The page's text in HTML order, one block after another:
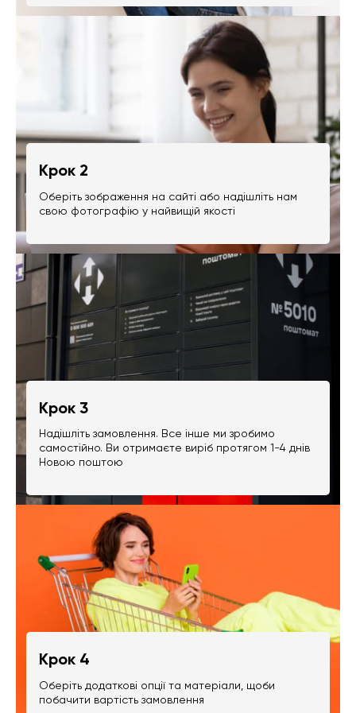
Крок 2
Оберіть зображення на сайті або надішліть нам
свою фотографію у найвищій якості
Крок 3
Надішліть замовлення. Все інше ми зробимо
самостійно. Ви отримаєте виріб протягом 1-4 днів
Новою поштою
Крок 4
Оберіть додаткові опції та матеріали, щоби
побачити вартість замовлення